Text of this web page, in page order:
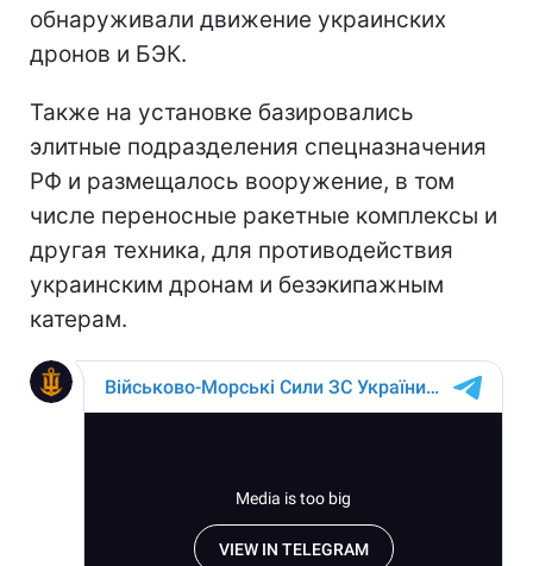
обнаруживали движение украинских
дронов и БЭК.
Также на установке базировались
элитные подразделения спецназначения
РФ и размещалось вооружение, в том
числе переносные ракетные комплексы и
другая техника, для противодействия
украинским дронам и безэкипажным
катерам.